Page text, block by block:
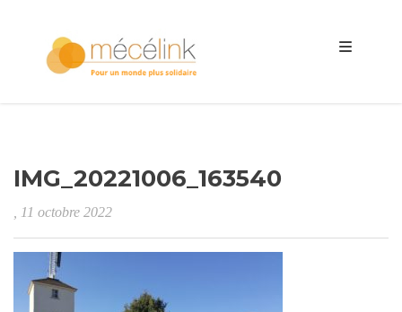
IMG_20221006_163540
, 11 octobre 2022